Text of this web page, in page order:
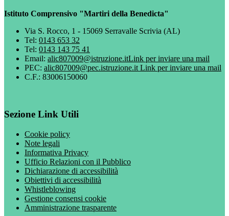
Istituto Comprensivo "Martiri della Benedicta"
Via S. Rocco, 1 - 15069 Serravalle Scrivia (AL)
Tel: 0143 653 32
Tel: 0143 143 75 41
Email: alic807009@istruzione.itLink per inviare una mail
PEC: alic807009@pec.istruzione.it Link per inviare una mail
C.F.: 83006150060
Sezione Link Utili
Cookie policy
Note legali
Informativa Privacy
Ufficio Relazioni con il Pubblico
Dichiarazione di accessibilità
Obiettivi di accessibilità
Whistleblowing
Gestione consensi cookie
Amministrazione trasparente